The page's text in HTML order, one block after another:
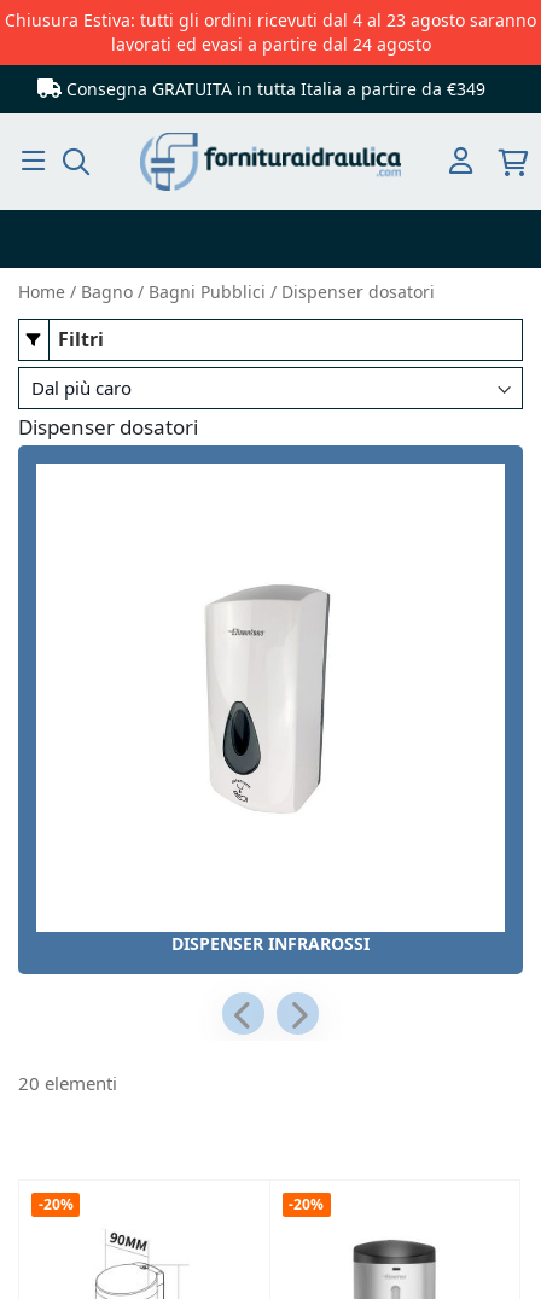
Chiusura Estiva: tutti gli ordini ricevuti dal 4 al 23 agosto saranno
lavorati ed evasi a partire dal 24 agosto
Consegna GRATUITA in tutta Italia a partire da €349
Home Bagno Bagni Pubblici Dispenser dosatori
Dispenser dosatori
DISPENSER INFRAROSSI
20 elementi
-20% -20%
Filtri